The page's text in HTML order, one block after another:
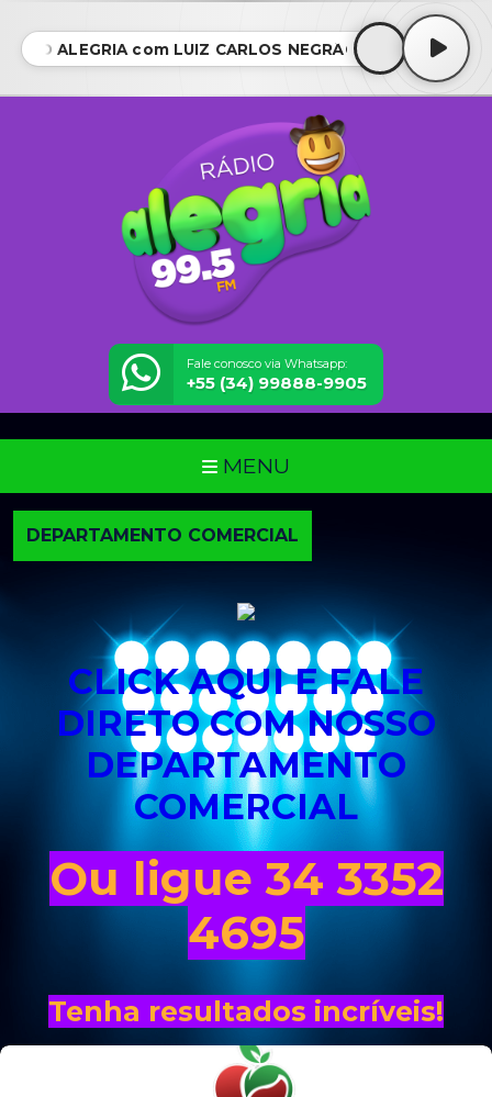
ALEGRIA com LUIZ CARLOS NEGRÃO • RANCHÃO
Fale conosco via Whatsapp:
+55 (34) 99888-9905
MENU
DEPARTAMENTO COMERCIAL
CLICK AQUI E FALE
DIRETO COM NOSSO
DEPARTAMENTO
COMERCIAL
Ou ligue 34 3352
4695
Tenha resultados incríveis!